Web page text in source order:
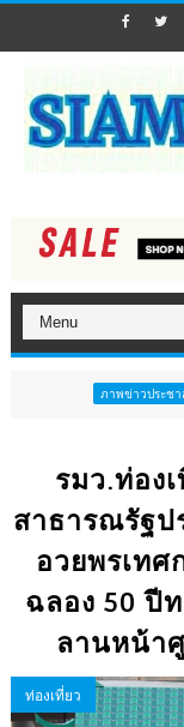
ภาพข่าวประชาสัมพันธ์ ทท
รมว.ท่อง
สาธารณรัฐป
อวยพรเทศ
ฉลอง 50 ปี
ลานหน้า
ท่องเที่ยว